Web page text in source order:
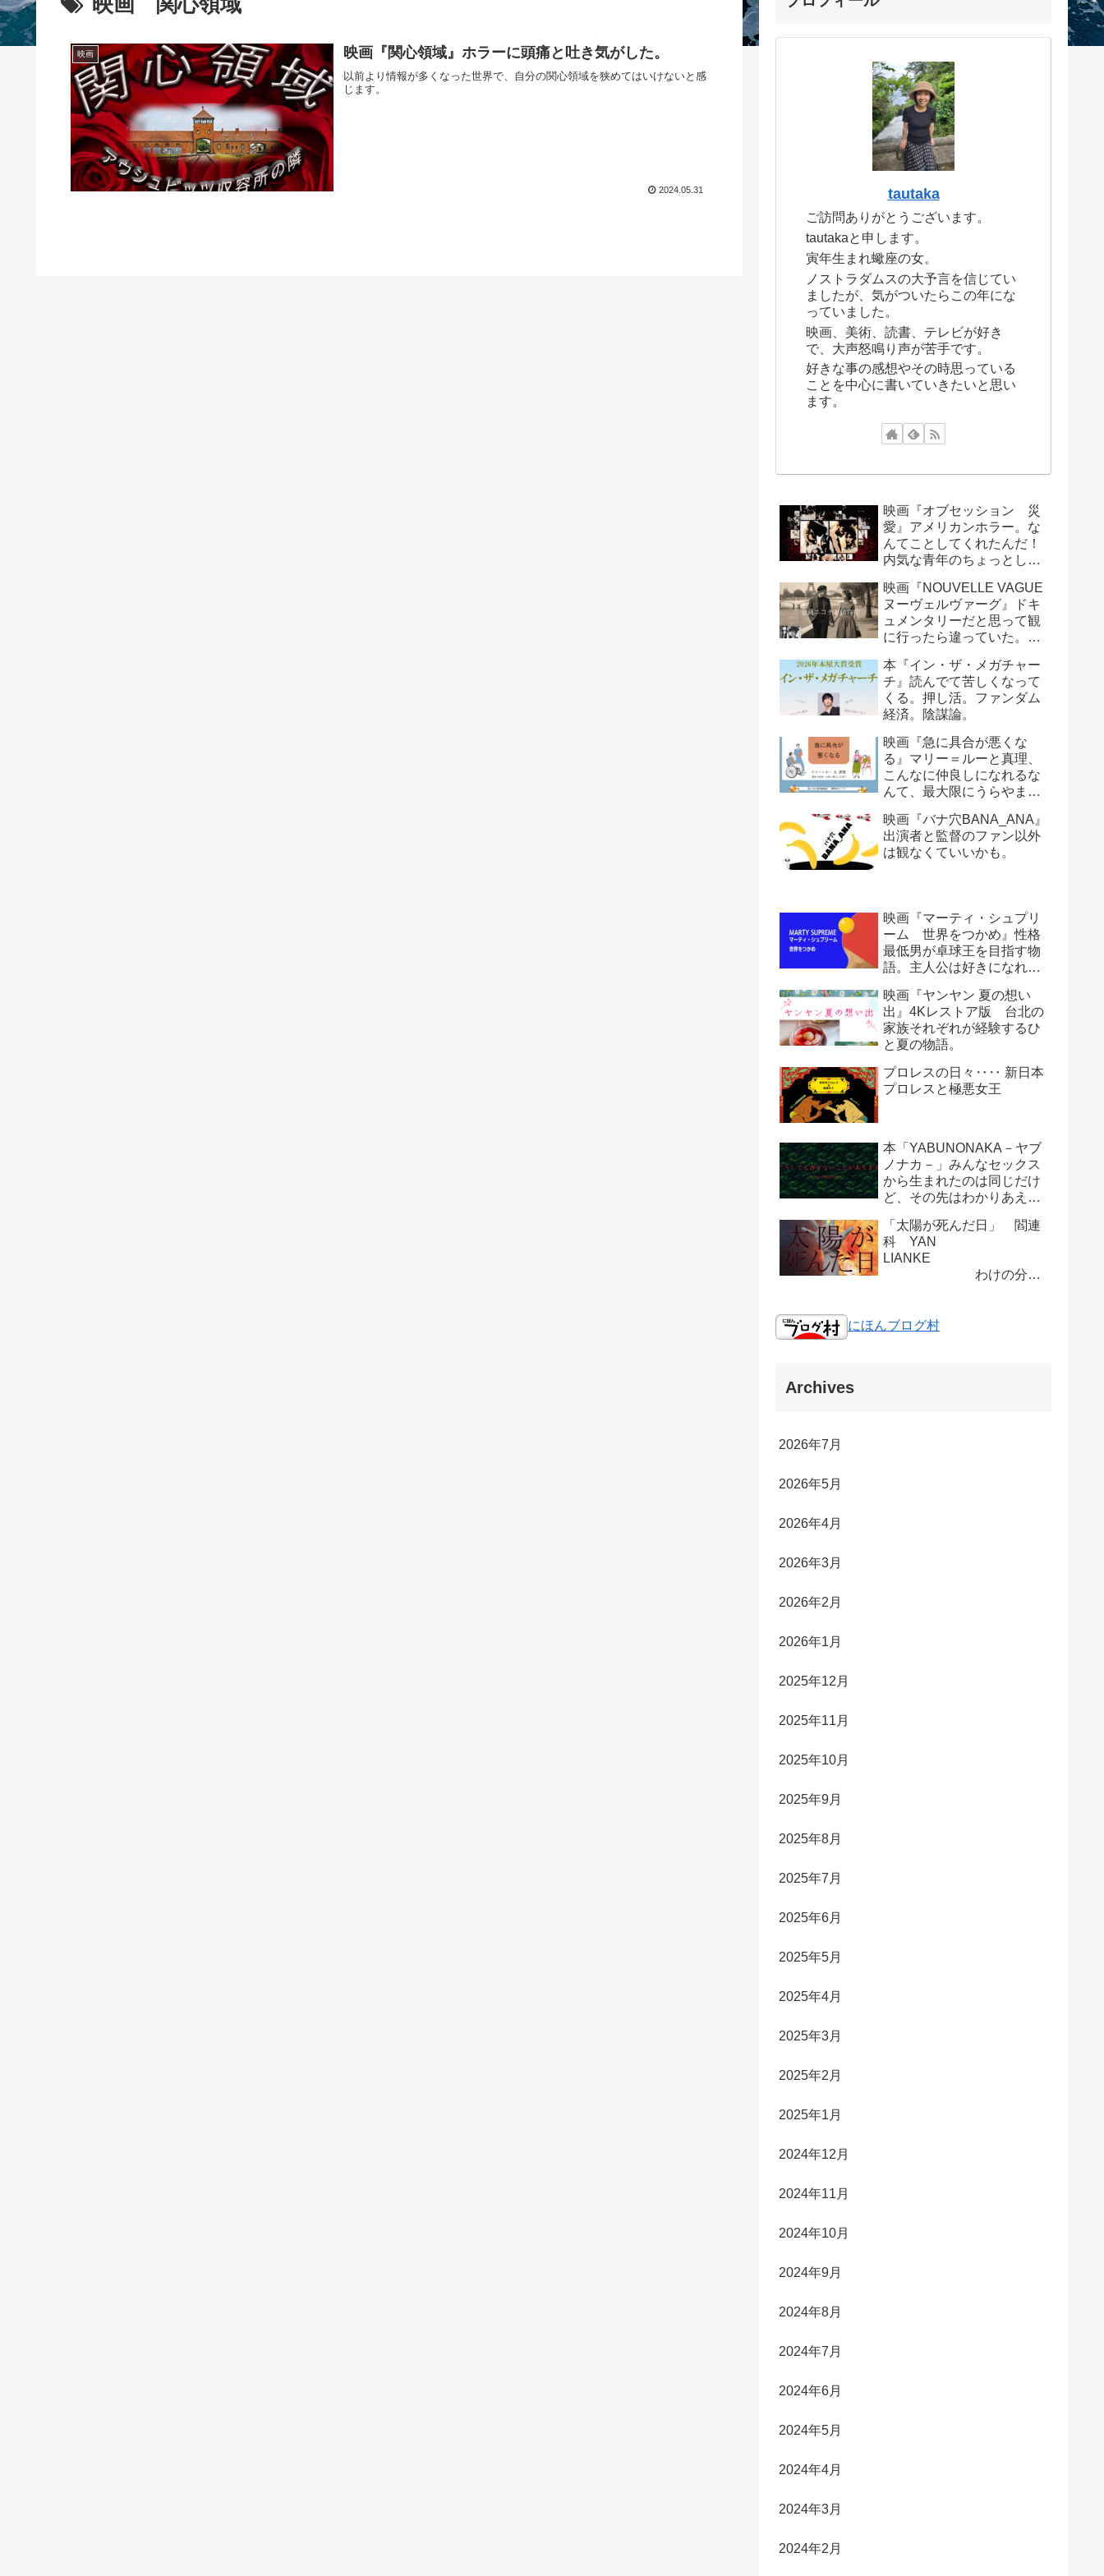
映画 映画『関心領域』ホラーに頭痛と吐き気がした。
以前より情報が多くなった世界で、自分の関心領域を狭めてはいけないと感
じます。
2024.05.31 tautaka
ご訪問ありがとうございます。
tautakaと申します。
寅年生まれ蠍座の女。
ノストラダムスの大予言を信じてい
ましたが、気がついたらこの年にな
っていました。
映画、美術、読書、テレビが好き
で、大声怒鳴り声が苦手です。
好きな事の感想やその時思っている
ことを中心に書いていきたいと思い
ます。
映画『オブセッション 災
愛』アメリカンホラー。な
んてことしてくれたんだ！
内気な青年のちょっとした
えるシーンもあります。
映画『NOUVELLE VAGUE
ヌーヴェルヴァーグ』ドキ
ュメンタリーだと思って観
に行ったら違っていた。こ
の？と思っていたら世紀の
傑作が出来たという、すご
い話し。
本『イン・ザ・メガチャー
チ』読んでて苦しくなって
くる。押し活。ファンダム
経済。陰謀論。
映画『急に具合が悪くな
る』マリー＝ルーと真理、
こんなに仲良しになれるな
んて、最大限にうらやまし
哲学と文化人類学。ほぼ会
話劇です。
映画『バナ穴BANA_ANA』
出演者と監督のファン以外
は観なくていいかも。
映画『マーティ・シュプリ
ーム 世界をつかめ』性格
最低男が卓球王を目指す物
語。主人公は好きになれな
映画『ヤンヤン 夏の想い
出』4Kレストア版 台北の
家族それぞれが経験するひ
と夏の物語。
プロレスの日々‥‥ 新日本
プロレスと極悪女王
本「YABUNONAKA－ヤブ
ノナカ－」みんなセックス
から生まれたのは同じだけ
ど、その先はわかりあえな
「太陽が死んだ日」 閻連
科 YAN
LIANKE
わけの分か
にほんブログ村
Archives
2026年7月
2026年5月
2026年4月
2026年3月
2026年2月
2026年1月
2025年12月
2025年11月
2025年10月
2025年9月
2025年8月
2025年7月
2025年6月
2025年5月
2025年4月
2025年3月
2025年2月
2025年1月
2024年12月
2024年11月
2024年10月
2024年9月
2024年8月
2024年7月
2024年6月
2024年5月
2024年4月
2024年3月
2024年2月